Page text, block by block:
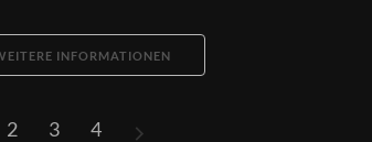
INFORMATIONEN
2 3 4